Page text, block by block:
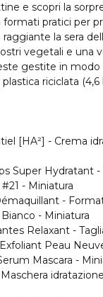
e scopri la
formati pratici per
raggiante la sera
vegetali e una
gestite in
riciclata
[HA²] - Crema
Super Hydratant -
- Miniatura
-
- Miniatura
Relaxant -
Peau
Mascara -
Maschera